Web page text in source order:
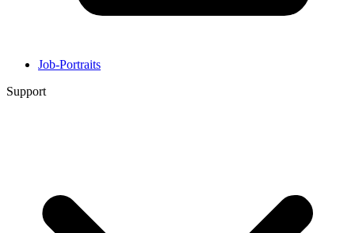
Job-Portraits
Support